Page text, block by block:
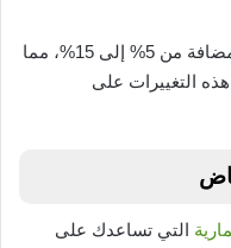
وقد تم رفع نسبة ضريبة القيمة المضافة من 5% إلى 15%، مما
التغييرات على
التي تساعدك على